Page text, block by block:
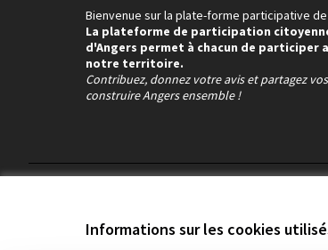
Informations sur les cookies
Bienvenue sur la plate-forme participative
La plateforme de participation
d'Angers permet à chacun de participer
notre territoire.
Contribuez, donnez votre avis et partagez
construire Angers ensemble !